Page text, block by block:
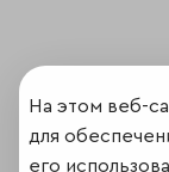
На этом веб-
для
его